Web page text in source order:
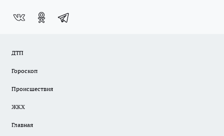
ДТП
Гороскоп
Происшествия
ЖКХ
Главная